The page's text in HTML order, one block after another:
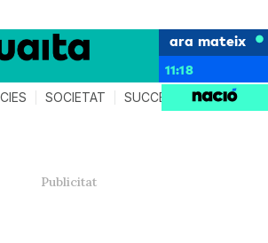
ara mateix
11:18
SOCIETAT SUCCESSOS AGENDA